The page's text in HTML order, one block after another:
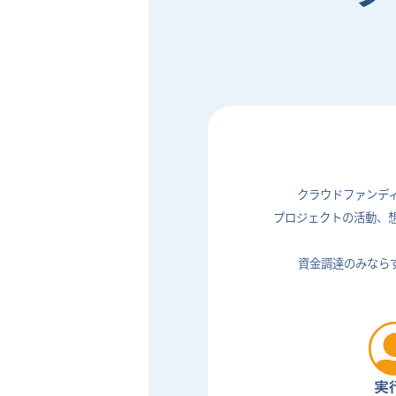
クラウドファンデ
プロジェクトの活動、
資金調達のみなら